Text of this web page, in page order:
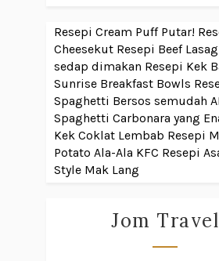
Resepi Cream Puff Putar!
Cheesekut Resepi Beef
sedap dimakan Resepi Kek
Sunrise Breakfast Bowls
Spaghetti Bersos semudah
Spaghetti Carbonara yang
Kek Coklat Lembab Resepi
Potato Ala-Ala KFC Resepi
Style Mak Lang
Jom Travel